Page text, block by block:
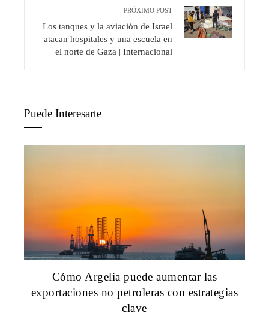
PRÓXIMO POST
Los tanques y la aviación de Israel
atacan hospitales y una escuela en
el norte de Gaza | Internacional
Puede Interesarte
Cómo Argelia puede aumentar las
exportaciones no petroleras con estrategias
clave